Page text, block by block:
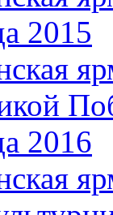
2015
2016